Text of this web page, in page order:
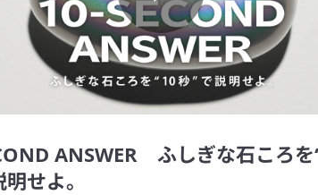
Play
Video
ANSWER ふしぎな石ころを
せよ。